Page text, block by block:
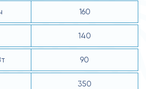
160
140
90
350